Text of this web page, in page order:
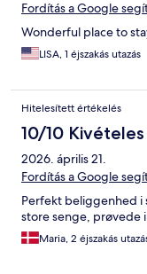
Fordítás a Google
Wonderful place to
LISA, 1 éjszakás utazás
Hitelesített értékelés
10/10 Kivételes
2026. április 21.
Fordítás a Google
Perfekt beliggenhed i
store senge, prøvede
Maria, 2 éjszakás